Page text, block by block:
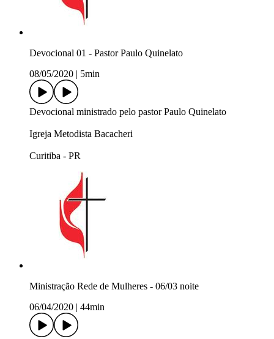
Devocional 01 - Pastor Paulo Quinelato
08/05/2020
5min
Devocional ministrado pelo pastor Paulo Quinelato
Igreja Metodista Bacacheri
Curitiba - PR
Ministração Rede de Mulheres - 06/03 noite
06/04/2020
44min